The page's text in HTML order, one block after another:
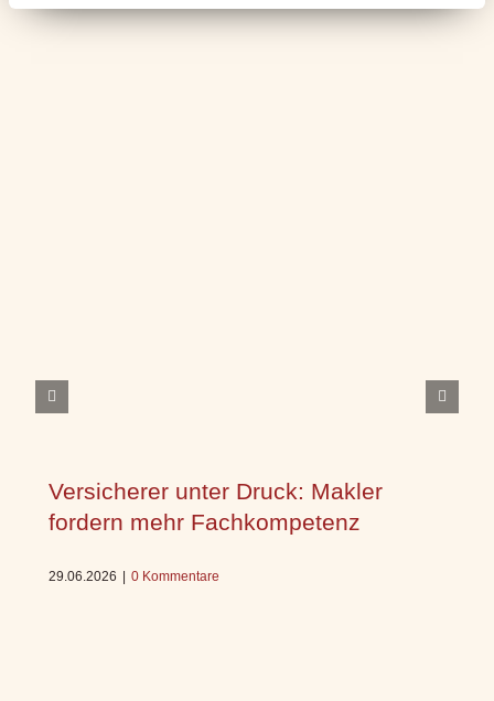
Versicherer unter Druck: Makler
fordern mehr Fachkompetenz
29.06.2026 | 0 Kommentare